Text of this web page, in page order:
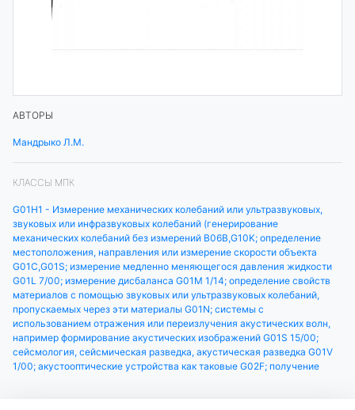
АВТОРЫ
Мандрыко Л.М.
КЛАССЫ МПК
G01H1 - Измерение механических колебаний или ультразвуковых,
звуковых или инфразвуковых колебаний (генерирование
механических колебаний без измерений B06B,G10K; определение
местоположения, направления или измерение скорости объекта
G01C,G01S; измерение медленно меняющегося давления жидкости
G01L 7/00; измерение дисбаланса G01M 1/14; определение свойств
материалов с помощью звуковых или ультразвуковых колебаний,
пропускаемых через эти материалы G01N; системы с
использованием отражения или переизлучения акустических волн,
например формирование акустических изображений G01S 15/00;
сейсмология, сейсмическая разведка, акустическая разведка G01V
1/00; акустооптические устройства как таковые G02F; получение